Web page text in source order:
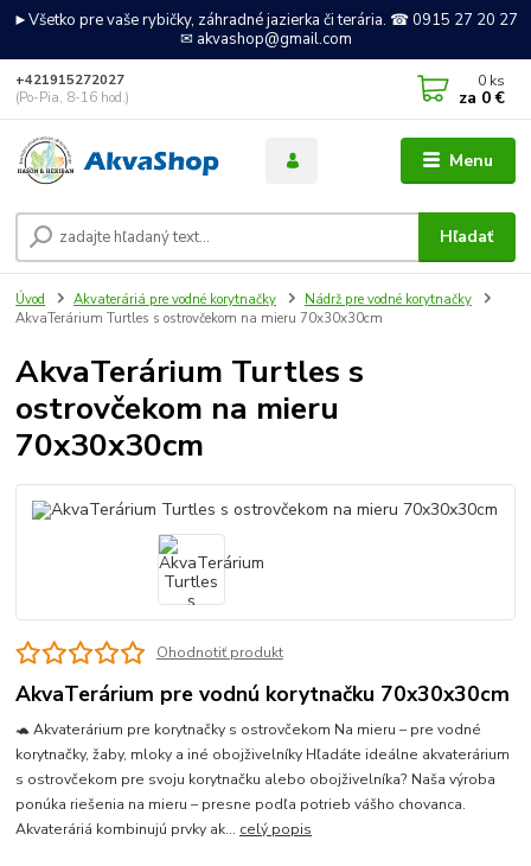
►Všetko pre vaše rybičky, záhradné jazierka či terária. ☎ 0915 27 20 27
✉ akvashop@gmail.com
Menu
Hľadať
+421915272027
(Po-Pia, 8-16 hod.)
0 ks
za 0 €
Úvod Akvateráriá pre vodné korytnačky
Nádrž pre vodné korytnačky
AkvaTerárium Turtles s ostrovčekom na mieru 70x30x30cm
AkvaTerárium Turtles s
ostrovčekom na mieru
70x30x30cm
Ohodnotiť produkt
AkvaTerárium pre vodnú korytnačku 70x30x30cm
🐢 Akvaterárium pre korytnačky s ostrovčekom Na mieru – pre vodné
korytnačky, žaby, mloky a iné obojživelníky Hľadáte ideálne akvaterárium
s ostrovčekom pre svoju korytnačku alebo obojživelníka? Naša výroba
ponúka riešenia na mieru – presne podľa potrieb vášho chovanca.
Akvateráriá kombinujú prvky ak... celý popis